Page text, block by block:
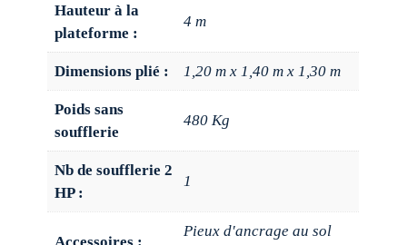
Hauteur à la
plateforme :
4 m
Dimensions plié : 1,20 m x 1,40 m x 1,30 m
Poids sans
soufflerie
480 Kg
Nb de soufflerie 2
HP :
1
Pieux d'ancrage au sol